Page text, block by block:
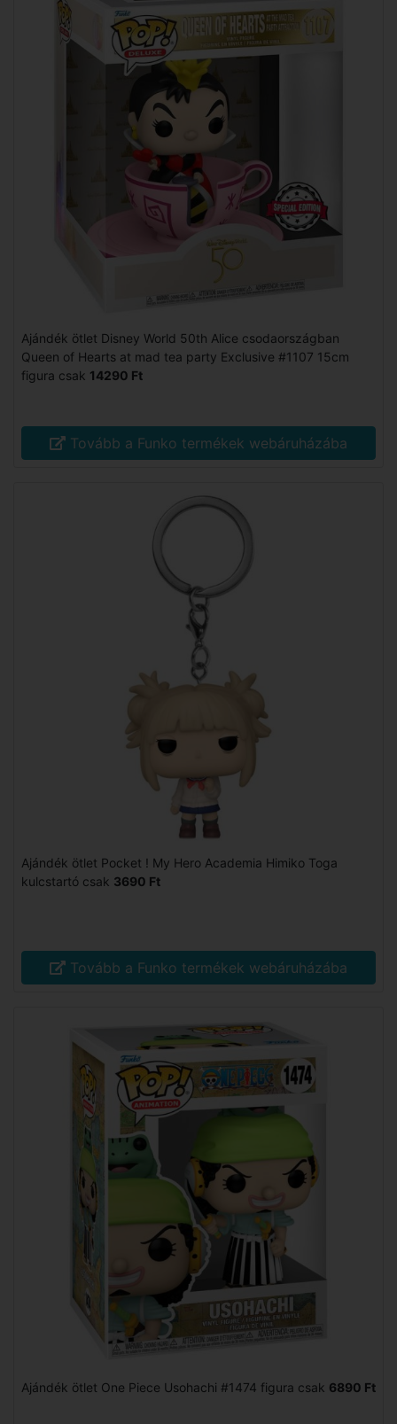
Ajándék ötlet Disney World 50th Alice csodaországban
Queen of Hearts at mad tea party Exclusive #1107 15cm
figura csak 14290 Ft
Tovább a Funko termékek webáruházába
Ajándék ötlet Pocket ! My Hero Academia Himiko Toga
kulcstartó csak 3690 Ft
Tovább a Funko termékek webáruházába
Ajándék ötlet One Piece Usohachi #1474 figura csak 6890 Ft